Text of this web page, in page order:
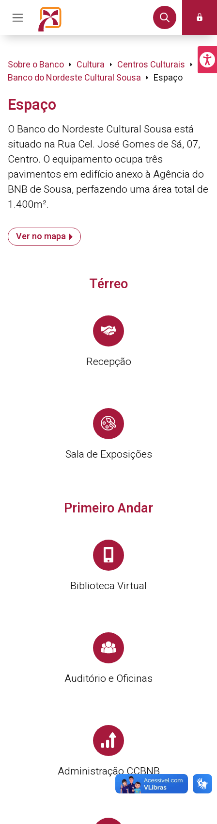
Sobre o Banco Cultura
Centros Culturais
Banco do Nordeste Cultural Sousa
Espaço
Espaço
O Banco do Nordeste Cultural Sousa está
situado na Rua Cel. José Gomes de Sá, 07,
Centro. O equipamento ocupa três
pavimentos em edifício anexo à Agência do
BNB de Sousa, perfazendo uma área total de
1.400m².
Ver no mapa
Térreo
Recepção
Sala de Exposições
Primeiro Andar
Biblioteca Virtual
Auditório e Oficinas
Administração CCBNB